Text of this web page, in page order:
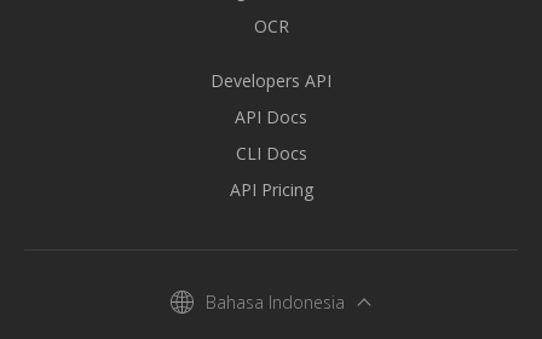
OCR
Developers API
API Docs
CLI Docs
API Pricing
Bahasa Indonesia